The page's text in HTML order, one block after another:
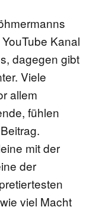
Kanal
dagegen gibt
Viele
allem
fühlen
mit der
der
viel Macht